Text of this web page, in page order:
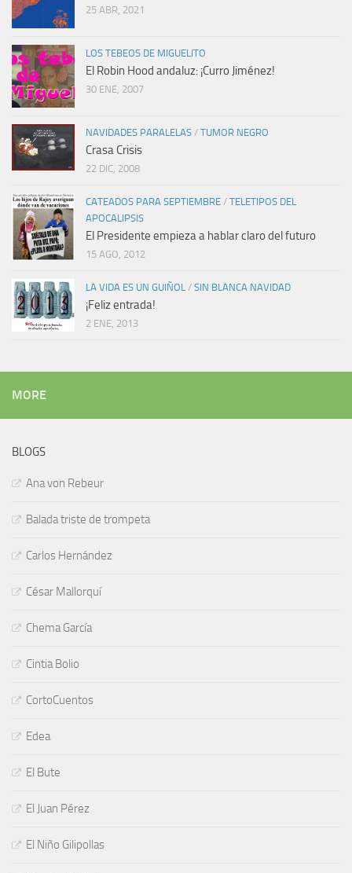
25 ABR, 2021
LOS TEBEOS DE MIGUELITO
El Robin Hood andaluz: ¡Curro Jiménez!
30 ENE, 2007
NAVIDADES PARALELAS / TUMOR NEGRO
Crasa Crisis
22 DIC, 2008
CATEADOS PARA SEPTIEMBRE / TELETIPOS DEL
APOCALIPSIS
El Presidente empieza a hablar claro del futuro
15 AGO, 2012
LA VIDA ES UN GUIÑOL / SIN BLANCA NAVIDAD
¡Feliz entrada!
2 ENE, 2013
MORE
BLOGS
Ana von Rebeur
Balada triste de trompeta
Carlos Hernández
César Mallorquí
Chema García
Cintia Bolio
CortoCuentos
Edea
El Bute
El Juan Pérez
El Niño Gilipollas